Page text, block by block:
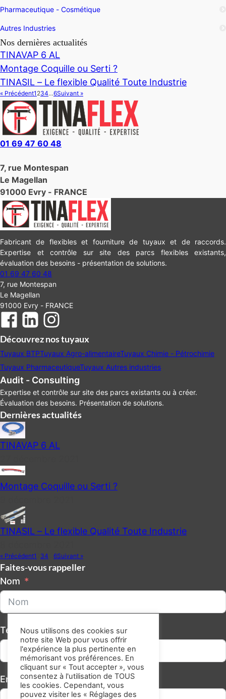
Pharmaceutique - Cosmétique
Autres Industries
Nos dernières actualités
TINAVAP 6 AL
Montage Coquille ou Serti ?
TINASIL – Le flexible Qualité Toute Industrie
« Précédent1 234…6Suivant »
01 69 47 60 48
7, rue Montespan
Le Magellan
91000 Evry - FRANCE
Fabricant de flexibles et fourniture de tuyaux et de raccords.
Expertise et contrôle sur site des parcs flexibles existants,
évaluation des besoins - présentation de solutions.
01 69 47 60 48
7, rue Montespan
Le Magellan
91000 Evry - FRANCE
Découvrez nos tuyaux
Tuyaux BTPTuyaux Agro-alimentaireTuyaux Chimie - Pétrochimie
Tuyaux PharmaceutiqueTuyaux Autres industries
Audit - Consulting
Expertise et contrôle sur site des parcs existants ou à créer.
Évaluation des besoins. Présentation de solutions.
Dernières actualités
TINAVAP 6 AL
Montage Coquille ou Serti ?
TINASIL – Le flexible Qualité Toute Industrie
« Précédent1 34 6Suivant »
Faites-vous rappeller
Nom
Téléphone/GSM
Email
Nous utilisons des cookies sur
notre site Web pour vous offrir
l'expérience la plus pertinente en
mémorisant vos préférences. En
cliquant sur « Tout accepter », vous
consentez à l'utilisation de TOUS
les cookies. Cependant, vous
pouvez visiter les « Réglages des